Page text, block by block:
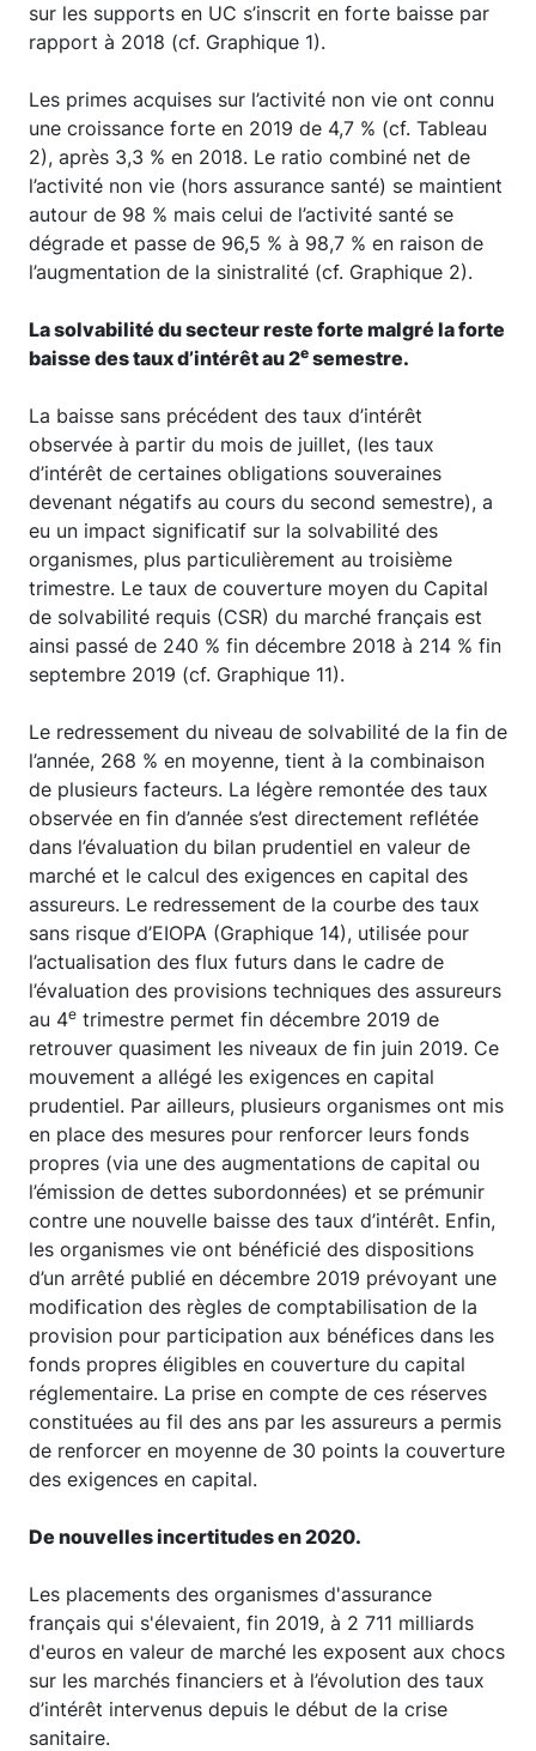
sur les supports en UC s’inscrit en forte baisse par
rapport à 2018 (cf. Graphique 1).
Les primes acquises sur l’activité non vie ont connu
une croissance forte en 2019 de 4,7 % (cf. Tableau
2), après 3,3 % en 2018. Le ratio combiné net de
l’activité non vie (hors assurance santé) se maintient
autour de 98 % mais celui de l’activité santé se
dégrade et passe de 96,5 % à 98,7 % en raison de
l’augmentation de la sinistralité (cf. Graphique 2).
La solvabilité du secteur reste forte malgré la forte
baisse des taux d’intérêt au 2e semestre.
La baisse sans précédent des taux d’intérêt
observée à partir du mois de juillet, (les taux
d’intérêt de certaines obligations souveraines
devenant négatifs au cours du second semestre), a
eu un impact significatif sur la solvabilité des
organismes, plus particulièrement au troisième
trimestre. Le taux de couverture moyen du Capital
de solvabilité requis (CSR) du marché français est
ainsi passé de 240 % fin décembre 2018 à 214 % fin
septembre 2019 (cf. Graphique 11).
Le redressement du niveau de solvabilité de la fin de
l’année, 268 % en moyenne, tient à la combinaison
de plusieurs facteurs. La légère remontée des taux
observée en fin d’année s’est directement reflétée
dans l’évaluation du bilan prudentiel en valeur de
marché et le calcul des exigences en capital des
assureurs. Le redressement de la courbe des taux
sans risque d’EIOPA (Graphique 14), utilisée pour
l’actualisation des flux futurs dans le cadre de
l’évaluation des provisions techniques des assureurs
au 4e trimestre permet fin décembre 2019 de
retrouver quasiment les niveaux de fin juin 2019. Ce
mouvement a allégé les exigences en capital
prudentiel. Par ailleurs, plusieurs organismes ont mis
en place des mesures pour renforcer leurs fonds
propres (via une des augmentations de capital ou
l’émission de dettes subordonnées) et se prémunir
contre une nouvelle baisse des taux d’intérêt. Enfin,
les organismes vie ont bénéficié des dispositions
d’un arrêté publié en décembre 2019 prévoyant une
modification des règles de comptabilisation de la
provision pour participation aux bénéfices dans les
fonds propres éligibles en couverture du capital
réglementaire. La prise en compte de ces réserves
constituées au fil des ans par les assureurs a permis
de renforcer en moyenne de 30 points la couverture
des exigences en capital.
De nouvelles incertitudes en 2020.
Les placements des organismes d'assurance
français qui s'élevaient, fin 2019, à 2 711 milliards
d'euros en valeur de marché les exposent aux chocs
sur les marchés financiers et à l’évolution des taux
d’intérêt intervenus depuis le début de la crise
sanitaire.